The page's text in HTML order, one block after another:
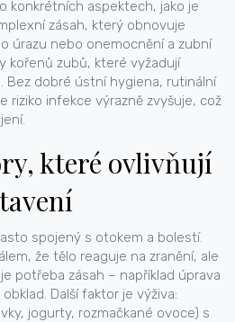
konkrétních aspektech, jako je
zásah, který obnovuje
úrazu nebo onemocněnía zubní
kořenů zubů, které vyžadují
. Bez dobré ústní hygiena, rutinální
riziko infekce výrazně zvyšuje, což
které ovlivňují
spojený s otokem a bolestí.
že tělo reaguje na zranění, ale
potřeba zásah – například úprava
Další faktor je výživa:
jogurty, rozmačkané ovoce) s